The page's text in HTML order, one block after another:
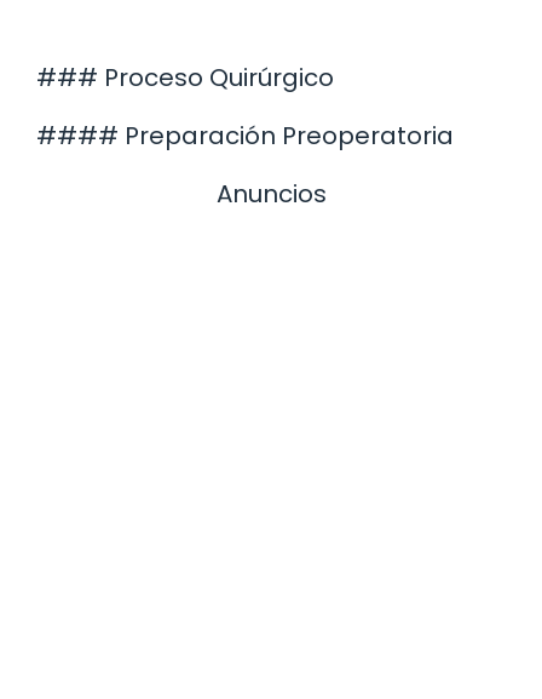
### Proceso Quirúrgico
#### Preparación Preoperatoria
Anuncios